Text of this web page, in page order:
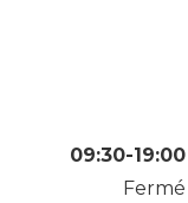
09:30-19:00
Fermé